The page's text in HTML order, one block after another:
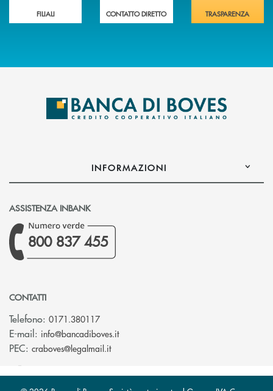
FILIALI CONTATTO DIRETTO TRASPARENZA
INFORMAZIONI
ASSISTENZA INBANK
800 837 455
CONTATTI
Telefono: 0171.380117
E-mail: info@bancadiboves.it(si apre l’app di posta elettronica)
PEC: craboves@legalmail.it(si apre l’app di posta elettronica)